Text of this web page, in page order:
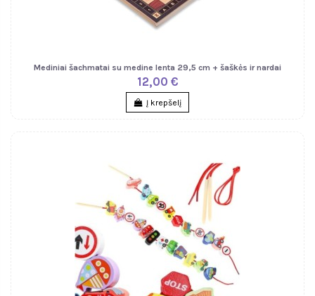
Mediniai šachmatai su medine lenta 29,5 cm + šaškės ir nardai
12,00 €
Į krepšelį